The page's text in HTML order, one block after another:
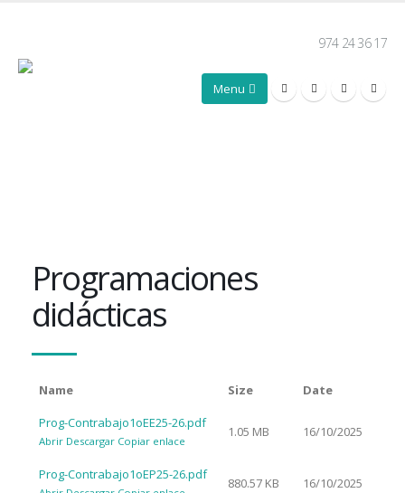
974 24 36 17
Programaciones
didácticas
Name Size
Date
Prog-Contrabajo1oEE25-26.pdf
Abrir Descargar Copiar enlace
1.05 MB 16/10/2025
Prog-Contrabajo1oEP25-26.pdf
880.57 KB 16/10/2025